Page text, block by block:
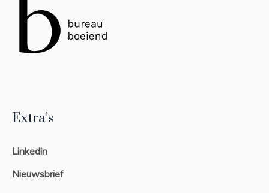
Extra’s
Linkedin
Nieuwsbrief